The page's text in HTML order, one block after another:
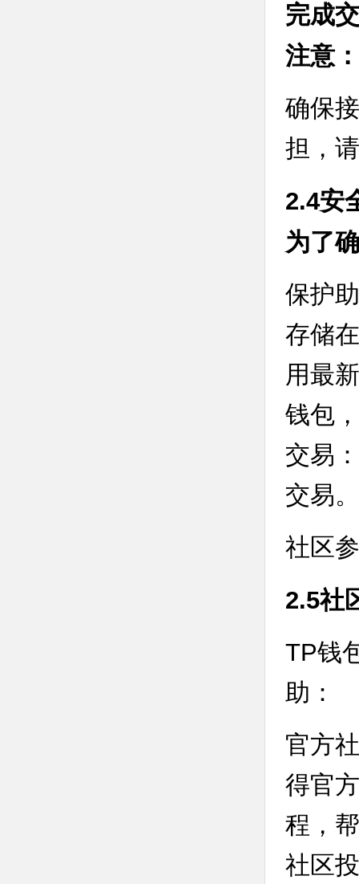
完成
注意：
确保
担，
2.4安
为了
保护
存储
用最
钱包
交易
交易。
社区
2.5社
TP钱
助：
官方
得官
程，
社区